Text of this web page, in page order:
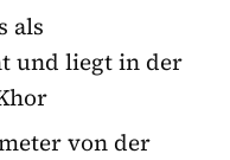
als
und liegt in der
von der